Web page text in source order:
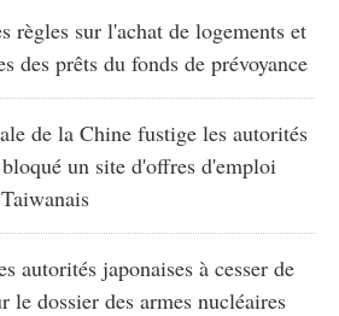
règles sur l'achat de logements et
des prêts du fonds de prévoyance
de la Chine fustige les autorités
un site d'offres d'emploi
autorités japonaises à cesser de
le dossier des armes nucléaires